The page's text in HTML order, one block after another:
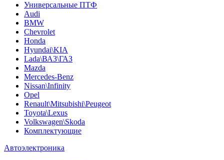
Универсальные ПТФ
Audi
BMW
Chevrolet
Honda
Hyundai\KIA
Lada\ВАЗ\ГАЗ
Mazda
Mercedes-Benz
Nissan\Infinity
Opel
Renault\Mitsubishi\Peugeot
Toyota\Lexus
Volkswagen\Skoda
Комплектующие
Автоэлектроника